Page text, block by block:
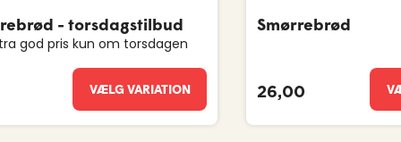
- torsdagstilbud
god pris kun om torsdagen
VÆLG VARIATION
Smørrebrød
26,00